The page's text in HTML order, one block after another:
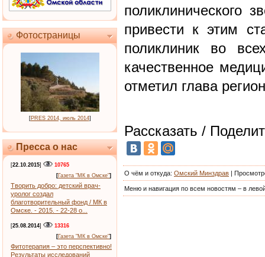
Фотостраницы
[PRES 2014, июль 2014]
Пресса о нас
[22.10.2015]
10765
[Газета "МК в Омске"]
Творить добро: детский врач-
уролог создал
благотворительный фонд / МК в
Омске. - 2015. - 22-28 о...
[25.08.2014]
13316
[Газета "МК в Омске"]
Фитотерапия – это перспективно!
Результаты исследований
поликлинического
привести к этим
поликлиник во
качественное
отметил глава
Рассказать /
О чём и откуда: Омский Минздрав |
Меню и навигация по всем новостям – в